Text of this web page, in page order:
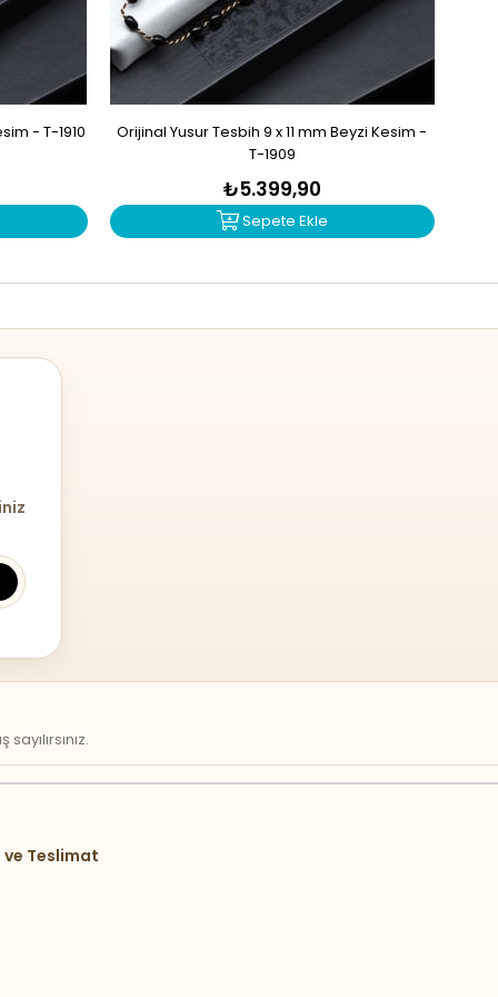
- T-1910
Orijinal Yusur Tesbih 9 x 11 mm Beyzi Kesim -
T-1909
₺5.399,90
Sepete Ekle
ve Teslimat